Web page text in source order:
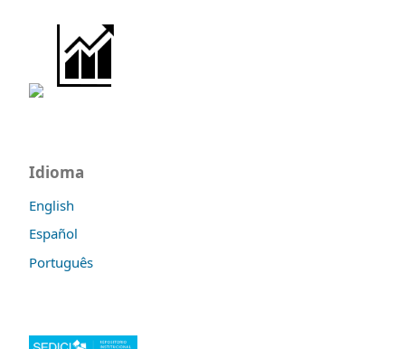
Idioma
English
Español
Português